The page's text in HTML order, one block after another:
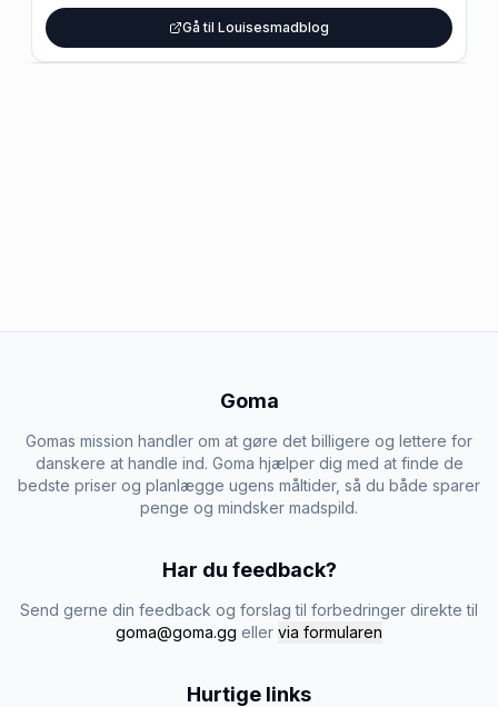
Gå til Louisesmadblog
Goma
Gomas mission handler om at gøre det billigere og lettere for
danskere at handle ind. Goma hjælper dig med at finde de
bedste priser og planlægge ugens måltider, så du både sparer
penge og mindsker madspild.
Har du feedback?
Send gerne din feedback og forslag til forbedringer direkte til
goma@goma.gg eller via formularen
Hurtige links